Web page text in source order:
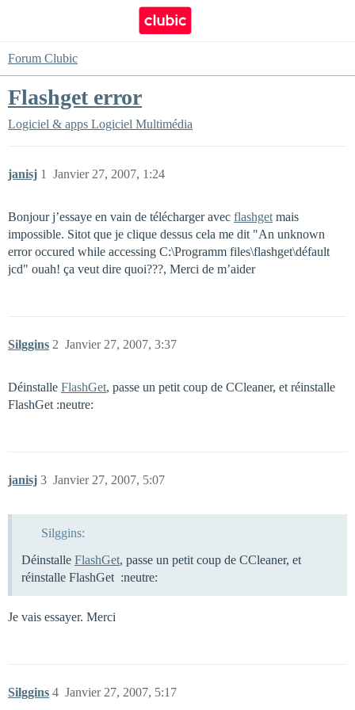
Forum Clubic
Flashget error
Logiciel & apps Logiciel Multimédia
janisj Janvier 27, 2007, 1:24
1
Bonjour j’essaye en vain de télécharger avec flashget mais
impossible. Sitot que je clique dessus cela me dit "An unknown
error occured while accessing C:\Programm files\flashget\défault
jcd" ouah! ça veut dire quoi???, Merci de m’aider
Silggins Janvier 27, 2007, 3:37
2
Déinstalle FlashGet, passe un petit coup de CCleaner, et réinstalle
FlashGet :neutre:
janisj Janvier 27, 2007, 5:07
3
Silggins:
Déinstalle FlashGet, passe un petit coup de CCleaner, et
réinstalle FlashGet :neutre:
Je vais essayer. Merci
Silggins Janvier 27, 2007, 5:17
4